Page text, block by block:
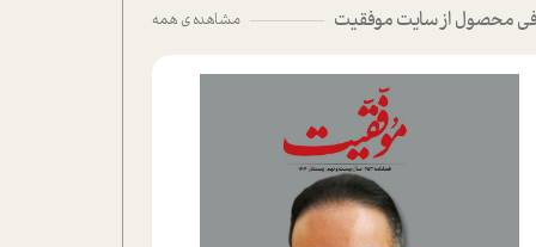
محصول از سایت موفقیت مشاهده ی همه